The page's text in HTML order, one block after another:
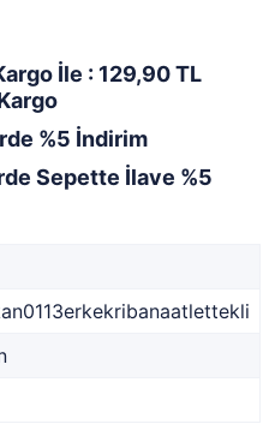
İle : 129,90 TL
%5 İndirim
Sepette İlave %5